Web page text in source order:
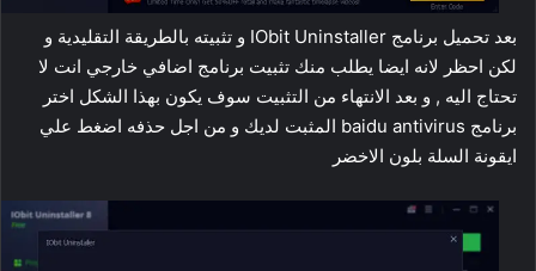
بعد تحميل برنامج IObit Uninstaller و تثبيته بالطريقة التقليدية و
لكن احظر لانه ايضا يطلب منك تثبيت برنامج اضافي خارجي انت لا
تحتاج اليه , و بعد الانتهاء من التثبيت سوف يكون بهذا الشكل اختر
برنامج baidu antivirus المثبت لديك و من اجل حذفه اضغط علي
ايقونة السلة بلون الاخضر